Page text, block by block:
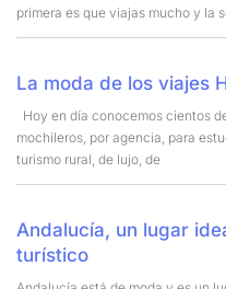
primera es que viajas mucho y la
La moda de los viajes
Hoy en día conocemos cientos
mochileros, por agencia, para
turismo rural, de lujo, de
Andalucía, un lugar
turístico